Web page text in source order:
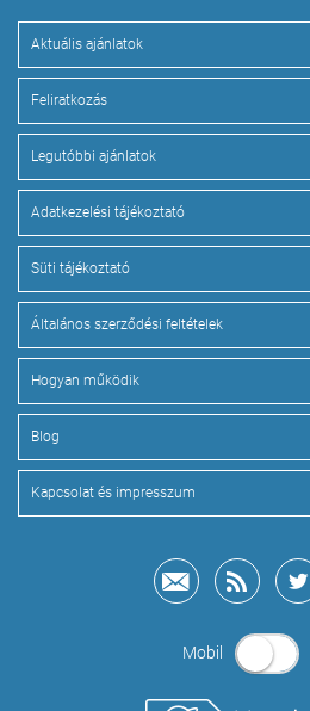
Aktuális ajánlatok
Feliratkozás
Legutóbbi ajánlatok
Adatkezelési tájékoztató
Süti tájékoztató
Általános szerződési feltételek
Hogyan működik
Blog
Kapcsolat és impresszum
Mobil